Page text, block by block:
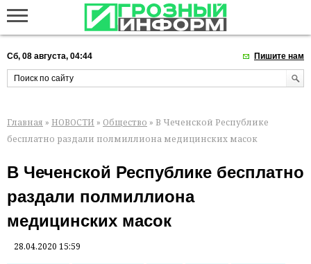
Сб, 08 августа, 04:44 Пишите нам
Главная » НОВОСТИ » Общество » В Чеченской Республике
бесплатно раздали полмиллиона медицинских масок
В Чеченской Республике бесплатно
раздали полмиллиона
медицинских масок
28.04.2020 15:59